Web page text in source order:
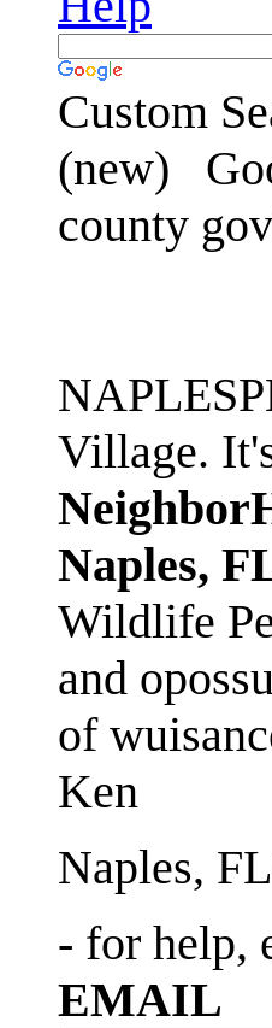
Custom
(new)
county
Village.
Naples,
Wildlife
and
of
Ken
Naples,
- for help,
EMAIL